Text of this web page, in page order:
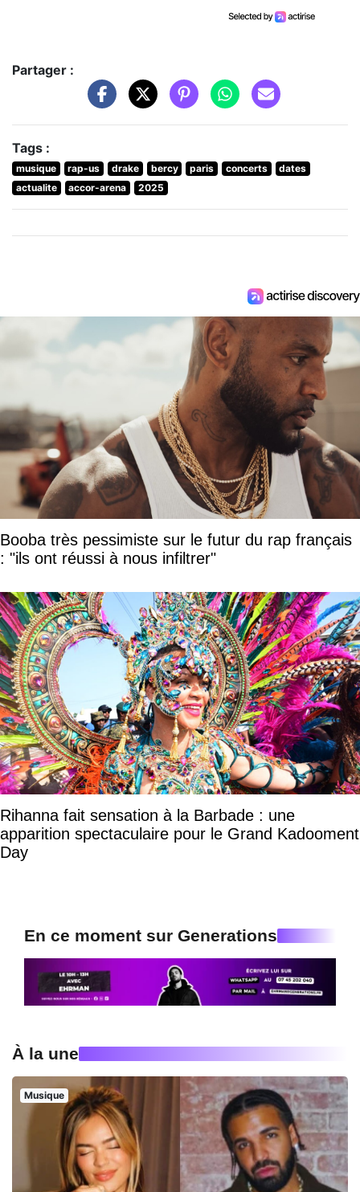
Partager :
Tags :
musique rap-us drake bercy paris concerts
dates
actualite
accor-arena 2025
Booba très pessimiste sur le futur du rap français
: "ils ont réussi à nous infiltrer"
Rihanna fait sensation à la Barbade : une
apparition spectaculaire pour le Grand Kadooment
Day
En ce moment sur Generations
À la une
Musique